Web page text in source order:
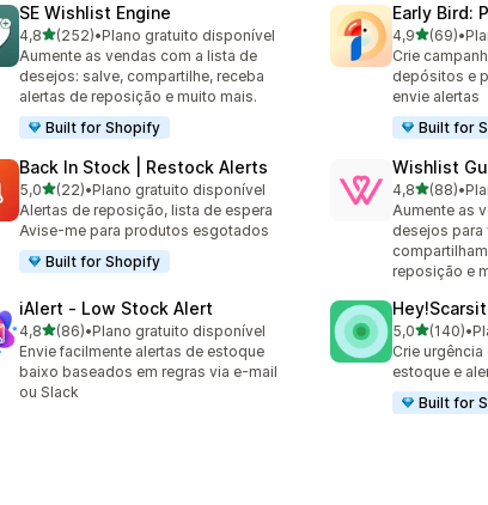
SE Wishlist Engine
4,8de 5 estrelas
(252)
252 avaliações ao todo
•Plano gratuito disponível
Aumente as vendas com a lista de
desejos: salve, compartilhe, receba
alertas de reposição e muito mais.
Built for Shopify
Early Bird:
4,9de 5(69)
69 •
Crie
depósitos e
envie alertas
Built for
Back In Stock | Restock Alerts
5,0de 5 estrelas
(22)
22 avaliações ao todo
•Plano gratuito disponível
Alertas de reposição, lista de espera
Avise-me para produtos esgotados
Built for Shopify
Wishlist
4,8de 5(88)
88 •
Aumente as
desejos para
reposição e
iAlert ‑ Low Stock Alert
4,8de 5 estrelas
(86)
86 avaliações ao todo
•Plano gratuito disponível
Envie facilmente alertas de estoque
baixo baseados em regras via e-mail
ou Slack
5,0de 5(140)
140 •
Crie
estoque e
Built for